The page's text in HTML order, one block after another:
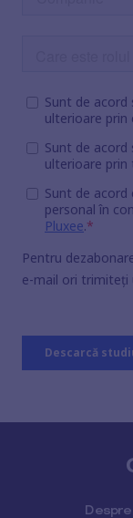
Despre